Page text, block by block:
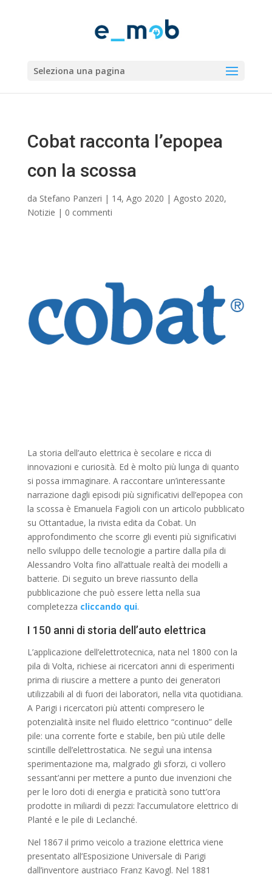
Seleziona una pagina
Cobat racconta l’epopea
con la scossa
da Stefano Panzeri | 14, Ago 2020 | Agosto 2020,
Notizie | 0 commenti
La storia dell’auto elettrica è secolare e ricca di
innovazioni e curiosità. Ed è molto più lunga di quanto
si possa immaginare. A raccontare un’interessante
narrazione dagli episodi più significativi dell’epopea con
la scossa è Emanuela Fagioli con un articolo pubblicato
su Ottantadue, la rivista edita da Cobat. Un
approfondimento che scorre gli eventi più significativi
nello sviluppo delle tecnologie a partire dalla pila di
Alessandro Volta fino all’attuale realtà dei modelli a
batterie. Di seguito un breve riassunto della
pubblicazione che può essere letta nella sua
completezza cliccando qui.
I 150 anni di storia dell’auto elettrica
L’applicazione dell’elettrotecnica, nata nel 1800 con la
pila di Volta, richiese ai ricercatori anni di esperimenti
prima di riuscire a mettere a punto dei generatori
utilizzabili al di fuori dei laboratori, nella vita quotidiana.
A Parigi i ricercatori più attenti compresero le
potenzialità insite nel fluido elettrico “continuo” delle
pile: una corrente forte e stabile, ben più utile delle
scintille dell’elettrostatica. Ne seguì una intensa
sperimentazione ma, malgrado gli sforzi, ci vollero
sessant’anni per mettere a punto due invenzioni che
per le loro doti di energia e praticità sono tutt’ora
prodotte in miliardi di pezzi: l’accumulatore elettrico di
Planté e le pile di Leclanché.
Nel 1867 il primo veicolo a trazione elettrica viene
presentato all’Esposizione Universale di Parigi
dall’inventore austriaco Franz Kavogl. Nel 1881